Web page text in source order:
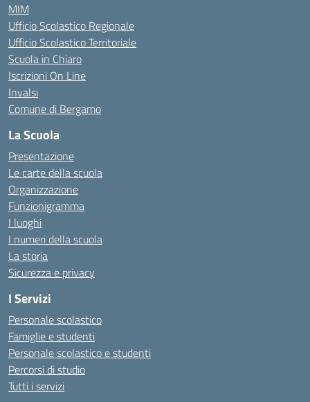
MIM
Ufficio Scolastico Regionale
Ufficio Scolastico Territoriale
Scuola in Chiaro
Iscrizioni On Line
Invalsi
Comune di Bergamo
La Scuola
Presentazione
Le carte della scuola
Organizzazione
Funzionigramma
I luoghi
I numeri della scuola
La storia
Sicurezza e privacy
I Servizi
Personale scolastico
Famiglie e studenti
Personale scolastico e studenti
Percorsi di studio
Tutti i servizi